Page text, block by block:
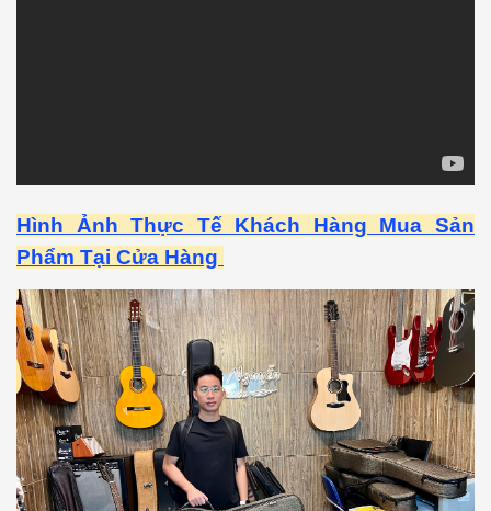
Hình Ảnh Thực Tế Khách Hàng Mua Sản
Phẩm Tại Cửa Hàng